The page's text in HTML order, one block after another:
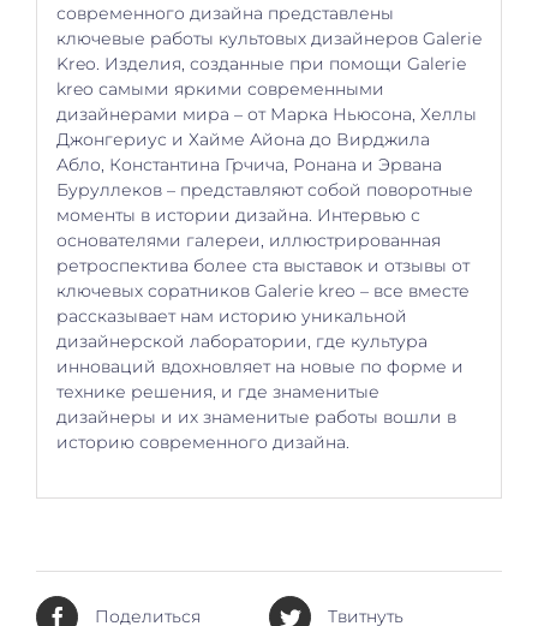
современного дизайна представлены
ключевые работы культовых дизайнеров Galerie
Kreo. Изделия, созданные при помощи Galerie
kreo самыми яркими современными
дизайнерами мира – от Марка Ньюсона, Хеллы
Джонгериус и Хайме Айона до Вирджила
Абло, Константина Грчича, Ронана и Эрвана
Буруллеков – представляют собой поворотные
моменты в истории дизайна. Интервью с
основателями галереи, иллюстрированная
ретроспектива более ста выставок и отзывы от
ключевых соратников Galerie kreo – все вместе
рассказывает нам историю уникальной
дизайнерской лаборатории, где культура
инноваций вдохновляет на новые по форме и
технике решения, и где знаменитые
дизайнеры и их знаменитые работы вошли в
историю современного дизайна.
Поделиться Твитнуть